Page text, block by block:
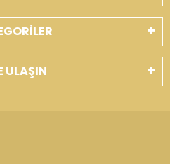
ULAŞIN